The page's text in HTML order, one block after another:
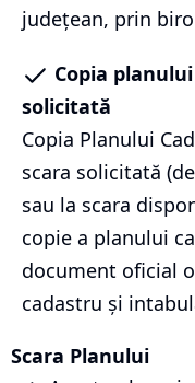
județean, prin
Copia
solicitată
Copia Planului
scara solicitată
sau la scara
copie a planului
document oficial
cadastru și
Scara Planului